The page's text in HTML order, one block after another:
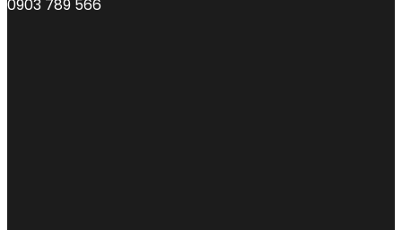
0903 789 566